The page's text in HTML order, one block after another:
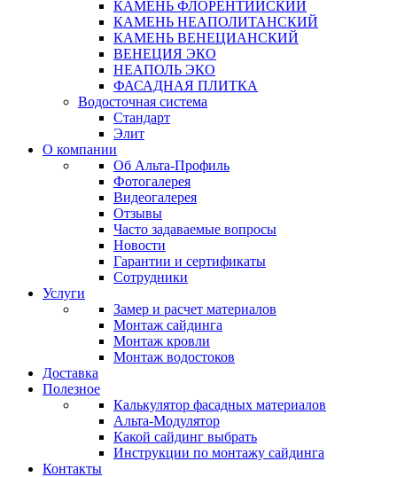
КАМЕНЬ ФЛОРЕНТИЙСКИЙ
КАМЕНЬ НЕАПОЛИТАНСКИЙ
КАМЕНЬ ВЕНЕЦИАНСКИЙ
ВЕНЕЦИЯ ЭКО
НЕАПОЛЬ ЭКО
ФАСАДНАЯ ПЛИТКА
Водосточная система
Стандарт
Элит
О компании
Об Альта-Профиль
Фотогалерея
Видеогалерея
Отзывы
Часто задаваемые вопросы
Новости
Гарантии и сертификаты
Сотрудники
Услуги
Замер и расчет материалов
Монтаж сайдинга
Монтаж кровли
Монтаж водостоков
Доставка
Полезное
Калькулятор фасадных материалов
Альта-Модулятор
Какой сайдинг выбрать
Инструкции по монтажу сайдинга
Контакты